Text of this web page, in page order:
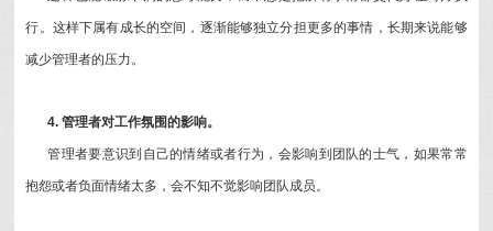
行。这样下属有成长的空间，逐渐能够独立分担更多的事情，长期来说能够
减少管理者的压力。
4. 管理者对工作氛围的影响。
管理者要意识到自己的情绪或者行为，会影响到团队的士气，如果常常
抱怨或者负面情绪太多，会不知不觉影响团队成员。